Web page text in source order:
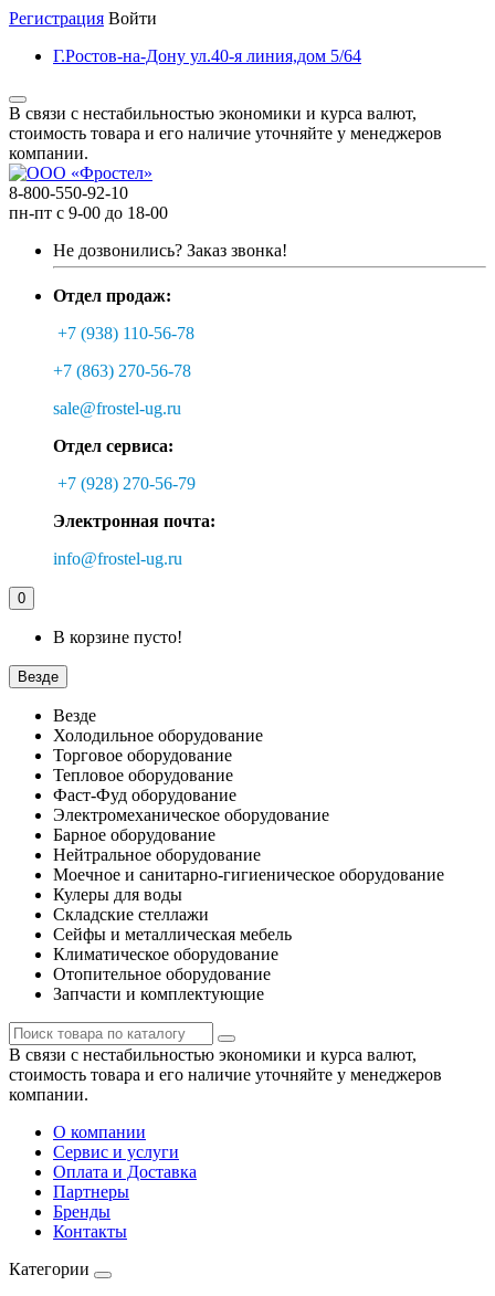
Регистрация Войти
Г.Ростов-на-Дону ул.40-я линия,дом 5/64
В связи с нестабильностью экономики и курса валют,
стоимость товара и его наличие уточняйте у менеджеров
компании.
8-800-550-92-10
пн-пт с 9-00 до 18-00
Не дозвонились? Заказ звонка!
Отдел продаж:
+7 (938) 110-56-78
+7 (863) 270-56-78
sale@frostel-ug.ru
Отдел сервиса:
+7 (928) 270-56-79
Электронная почта:
info@frostel-ug.ru
0
В корзине пусто!
Везде
Везде
Холодильное оборудование
Торговое оборудование
Тепловое оборудование
Фаст-Фуд оборудование
Электромеханическое оборудование
Барное оборудование
Нейтральное оборудование
Моечное и санитарно-гигиеническое оборудование
Кулеры для воды
Складские стеллажи
Сейфы и металлическая мебель
Климатическое оборудование
Отопительное оборудование
Запчасти и комплектующие
В связи с нестабильностью экономики и курса валют,
стоимость товара и его наличие уточняйте у менеджеров
компании.
О компании
Сервис и услуги
Оплата и Доставка
Партнеры
Бренды
Контакты
Категории